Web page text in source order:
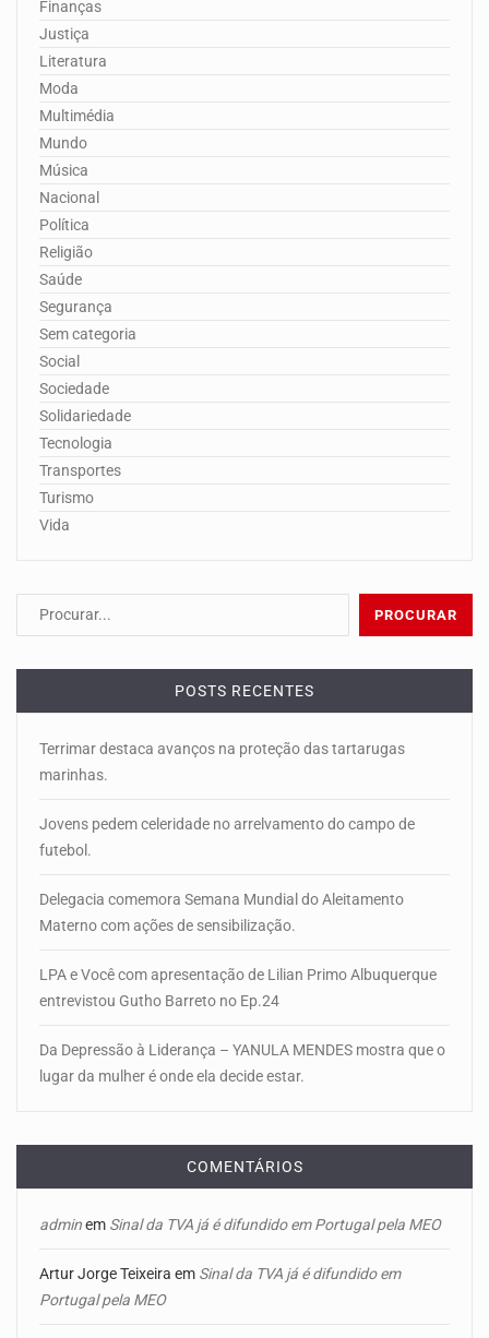
Finanças
Justiça
Literatura
Moda
Multimédia
Mundo
Música
Nacional
Política
Religião
Saúde
Segurança
Sem categoria
Social
Sociedade
Solidariedade
Tecnologia
Transportes
Turismo
Vida
POSTS RECENTES
Terrimar destaca avanços na proteção das tartarugas
marinhas.
Jovens pedem celeridade no arrelvamento do campo de
futebol.
Delegacia comemora Semana Mundial do Aleitamento
Materno com ações de sensibilização.
LPA e Você com apresentação de Lilian Primo Albuquerque
entrevistou Gutho Barreto no Ep.24
Da Depressão à Liderança – YANULA MENDES mostra que o
lugar da mulher é onde ela decide estar.
COMENTÁRIOS
adminem Sinal da TVA já é difundido em Portugal pela MEO
Artur Jorge Teixeira em Sinal da TVA já é difundido em
Portugal pela MEO